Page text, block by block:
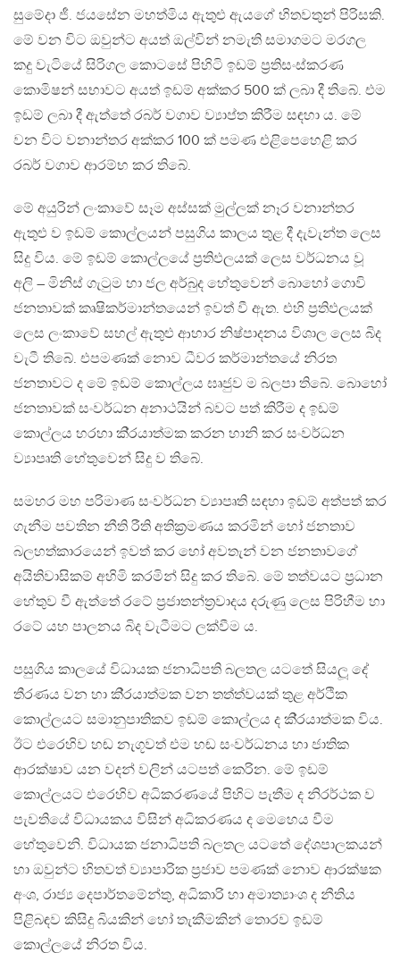
සුමේදා ජී. ජයසේන මහත්මිය ඇතුළු ඇයගේ හිතවතුන් පිරිසකි.
මේ වන විට ඔවුන්ට අයත් ඔල්වින් නමැති සමාගමට මරගල
කදු වැටියේ සිරිගල කොටසේ පිහිටි ඉඩම් ප‍්‍රතිසංස්කරණ
කොමිෂන් සභාවට අයත් ඉඩම් අක්කර 500 ක් ලබා දී තිබේ. එම
ඉඩම් ලබා දී ඇත්තේ රබර් වගාව ව්‍යාප්ත කිරීම සඳහා ය. මේ
වන විට වනාන්තර අක්කර 100 ක් පමණ එළිපෙහෙළි කර
රබර් වගාව ආරම්භ කර තිබේ.
මේ අයුරින් ලංකාවේ සෑම අස්සක් මුල්ලක් නෑර වනාන්තර
ඇතුළු ව ඉඩම් කොල්ලයන් පසුගිය කාලය තුළ දී දැවැන්ත ලෙස
සිදු විය. මේ ඉඩම් කොල්ලයේ ප‍්‍රතිඵලයක් ලෙස වර්ධනය වූ
අලි – මිනිස් ගැටුම හා ජල අර්බුද හේතුවෙන් බොහෝ ගොවි
ජනතාවක් කෘෂිකර්මාන්තයෙන් ඉවත් වී ඇත. එහි ප‍්‍රතිඵලයක්
ලෙස ලංකාවේ සහල් ඇතුළු ආහාර නිෂ්පාදනය විශාල ලෙස බිද
වැටී තිබේ. එපමණක් නොව ධීවර කර්මාන්තයේ නිරත
ජනතාවට ද මේ ඉඩම් කොල්ලය ඝෘජුව ම බලපා තිබේ. බොහෝ
ජනතාවක් සංවර්ධන අනාථයින් බවට පත් කිරීම ද ඉඩම්
කොල්ලය හරහා කි‍්‍රයාත්මක කරන හානි කර සංවර්ධන
ව්‍යාපෘති හේතුවෙන් සිදු ව තිබේ.
සමහර මහ පරිමාණ සංවර්ධන ව්‍යාපෘති සඳහා ඉඩම් අත්පත් කර
ගැනීම පවතින නීති රීති අතික‍්‍රමණය කරමින් හෝ ජනතාව
බලහත්කාරයෙන් ඉවත් කර හෝ අවතැන් වන ජනතාවගේ
අයිතිවාසිකම් අහිමි කරමින් සිදු කර තිබේ. මේ තත්වයට ප‍්‍රධාන
හේතුව වී ඇත්තේ රටේ ප‍්‍රජාතන්ත‍්‍රවාදය දරුණු ලෙස පිරිහීම හා
රටේ යහ පාලනය බිද වැටීමට ලක්වීම ය.
පසුගිය කාලයේ විධායක ජනාධිපති බලතල යටතේ සියලූ දේ
තීරණය වන හා කි‍්‍රයාත්මක වන තත්ත්වයක් තුළ අර්ථික
කොල්ලයට සමානුපාතිකව ඉඩම් කොල්ලය ද කි‍්‍රයාත්මක විය.
ඊට එරෙහිව හඬ නැගූවත් එම හඬ සංවර්ධනය හා ජාතික
ආරක්ෂාව යන වදන් වලින් යටපත් කෙරින. මේ ඉඩම්
කොල්ලයට එරෙහිව අධිකරණයේ පිහිට පැතීම ද නිරර්ථක ව
පැවතියේ විධායකය විසින් අධිකරණය ද මෙහෙය වීම
හේතුවෙනි. විධායක ජනාධිපති බලතල යටතේ දේශපාලකයන්
හා ඔවුන්ට හිතවත් ව්‍යාපාරික ප‍්‍රජාව පමණක් නොව ආරක්ෂක
අංශ, රාජ්‍ය දෙපාර්තමේන්තු, අධිකාරි හා අමාත්‍යාංශ ද නීතිය
පිළිබඳව කිසිදු බියකින් හෝ තැකීමකින් තොරව ඉඩම්
කොල්ලයේ නිරත විය.